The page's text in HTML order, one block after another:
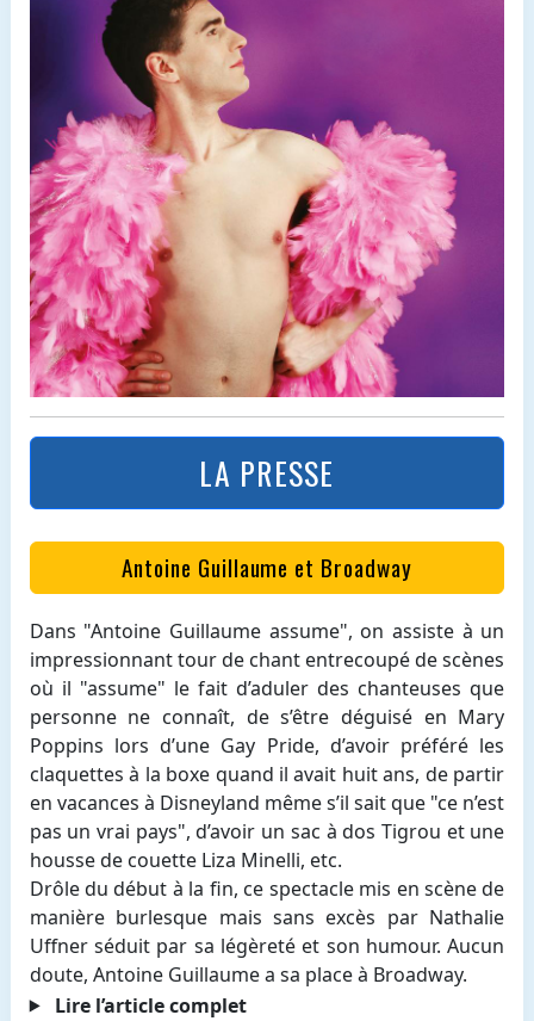
LA PRESSE
Antoine Guillaume et Broadway
Dans "Antoine Guillaume assume", on assiste à un
impressionnant tour de chant entrecoupé de scènes
où il "assume" le fait d’aduler des chanteuses que
personne ne connaît, de s’être déguisé en Mary
Poppins lors d’une Gay Pride, d’avoir préféré les
claquettes à la boxe quand il avait huit ans, de partir
en vacances à Disneyland même s’il sait que "ce n’est
pas un vrai pays", d’avoir un sac à dos Tigrou et une
housse de couette Liza Minelli, etc.
Drôle du début à la fin, ce spectacle mis en scène de
manière burlesque mais sans excès par Nathalie
Uffner séduit par sa légèreté et son humour. Aucun
doute, Antoine Guillaume a sa place à Broadway.
Lire l’article complet